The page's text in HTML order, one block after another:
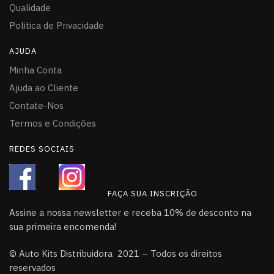
Qualidade
Politica de Privacidade
AJUDA
Minha Conta
Ajuda ao Cliente
Contate-Nos
Termos e Condições
REDES SOCIAIS
FAÇA SUA INSCRIÇÃO
Assine a nossa newsletter e receba 10% de desconto na
sua primeira encomenda!
© Auto Kits Distribuidora 2021 – Todos os direitos
reservados